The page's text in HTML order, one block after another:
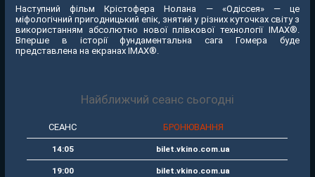
Наступний фільм Крістофера Нолана — «Одіссея» — це
міфологічний пригодницький епік, знятий у різних куточках світу з
використанням абсолютно нової плівкової технології IMAX®.
Вперше в історії фундаментальна сага Гомера буде
представлена на екранах IMAX®.
Найближчий сеанс сьогодні
СЕАНС БРОНЮВАННЯ
14:05 bilet.vkino.com.ua
19:00 bilet.vkino.com.ua